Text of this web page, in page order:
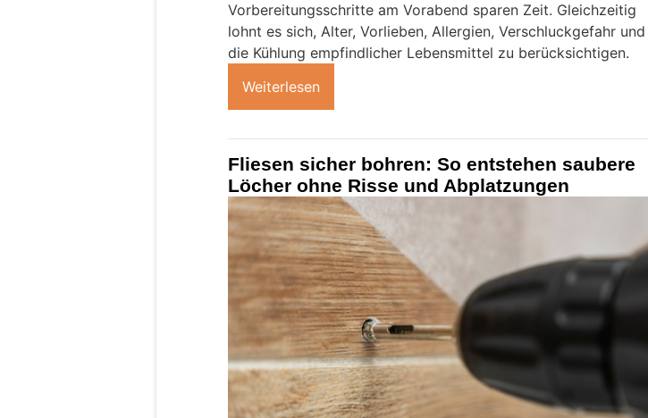
Vorbereitungsschritte am Vorabend sparen Zeit. Gleichzeitig
lohnt es sich, Alter, Vorlieben, Allergien, Verschluckgefahr und
die Kühlung empfindlicher Lebensmittel zu berücksichtigen.
Weiterlesen
Fliesen sicher bohren: So entstehen saubere
Löcher ohne Risse und Abplatzungen